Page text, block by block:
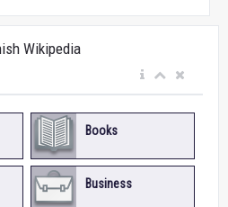
Wikipedia
Books
Business